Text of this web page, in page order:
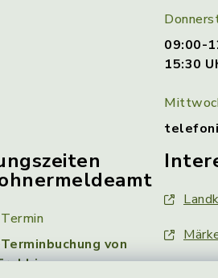
09:00-
15:30
von